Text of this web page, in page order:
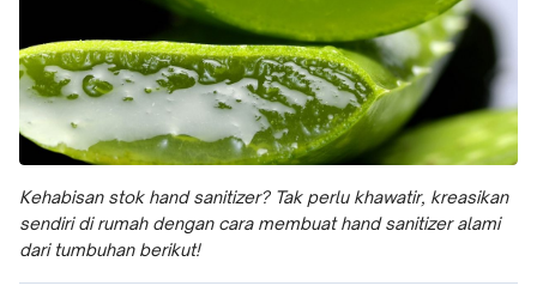
Kehabisan stok hand sanitizer? Tak perlu khawatir, kreasikan
sendiri di rumah dengan cara membuat hand sanitizer alami
dari tumbuhan berikut!